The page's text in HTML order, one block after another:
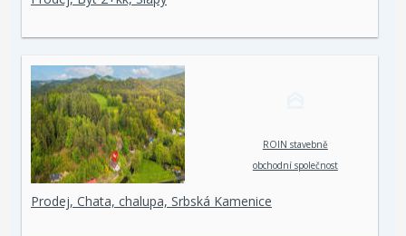
ROIN stavebně
obchodní společnost
Prodej, Chata, chalupa, Srbská Kamenice